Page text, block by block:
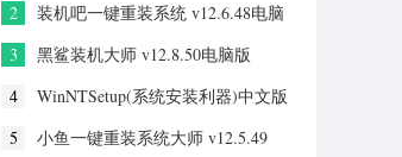
2
装机吧一键重装系统 v12.6.48电脑
3
黑鲨装机大师 v12.8.50电脑版
4
WinNTSetup(系统安装利器)中文版
5
小鱼一键重装系统大师 v12.5.49